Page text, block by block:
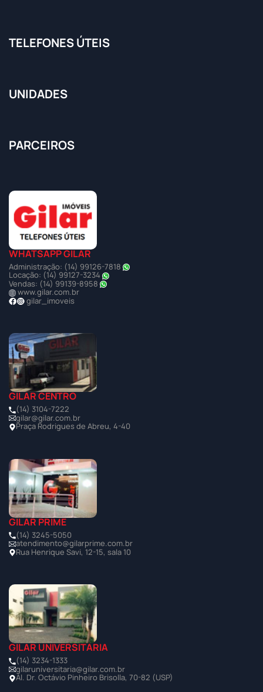
TELEFONES ÚTEIS
UNIDADES
PARCEIROS
WHATSAPP GILAR
Administração: (14) 99126-7818
Locação: (14) 99127-3234
Vendas: (14) 99139-8958
www.gilar.com.br
gilar_imoveis
GILAR CENTRO
(14) 3104-7222
gilar@gilar.com.br
Praça Rodrigues de Abreu, 4-40
GILAR PRIME
(14) 3245-5050
atendimento@gilarprime.com.br
Rua Henrique Savi, 12-15, sala 10
GILAR UNIVERSITÁRIA
(14) 3234-1333
gilaruniversitaria@gilar.com.br
Al. Dr. Octávio Pinheiro Brisolla, 70-82 (USP)